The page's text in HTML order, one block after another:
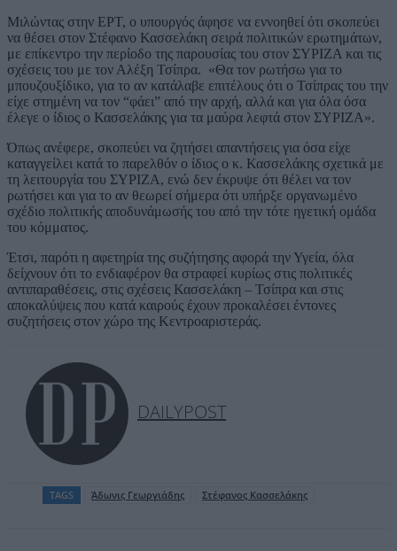
Μιλώντας στην ΕΡΤ, ο υπουργός άφησε να εννοηθεί ότι σκοπεύει
να θέσει στον Στέφανο Κασσελάκη σειρά πολιτικών ερωτημάτων,
με επίκεντρο την περίοδο της παρουσίας του στον ΣΥΡΙΖΑ και τις
σχέσεις του με τον Αλέξη Τσίπρα. «Θα τον ρωτήσω για το
μπουζουξίδικο, για το αν κατάλαβε επιτέλους ότι ο Τσίπρας του την
είχε στημένη να τον “φάει” από την αρχή, αλλά και για όλα όσα
έλεγε ο ίδιος ο Κασσελάκης για τα μαύρα λεφτά στον ΣΥΡΙΖΑ».
Όπως ανέφερε, σκοπεύει να ζητήσει απαντήσεις για όσα είχε
καταγγείλει κατά το παρελθόν ο ίδιος ο κ. Κασσελάκης σχετικά με
τη λειτουργία του ΣΥΡΙΖΑ, ενώ δεν έκρυψε ότι θέλει να τον
ρωτήσει και για το αν θεωρεί σήμερα ότι υπήρξε οργανωμένο
σχέδιο πολιτικής αποδυνάμωσής του από την τότε ηγετική ομάδα
του κόμματος.
Έτσι, παρότι η αφετηρία της συζήτησης αφορά την Υγεία, όλα
δείχνουν ότι το ενδιαφέρον θα στραφεί κυρίως στις πολιτικές
αντιπαραθέσεις, στις σχέσεις Κασσελάκη – Τσίπρα και στις
αποκαλύψεις που κατά καιρούς έχουν προκαλέσει έντονες
συζητήσεις στον χώρο της Κεντροαριστεράς.
DAILYPOST
TAGS Άδωνις Γεωργιάδης Στέφανος Κασσελάκης